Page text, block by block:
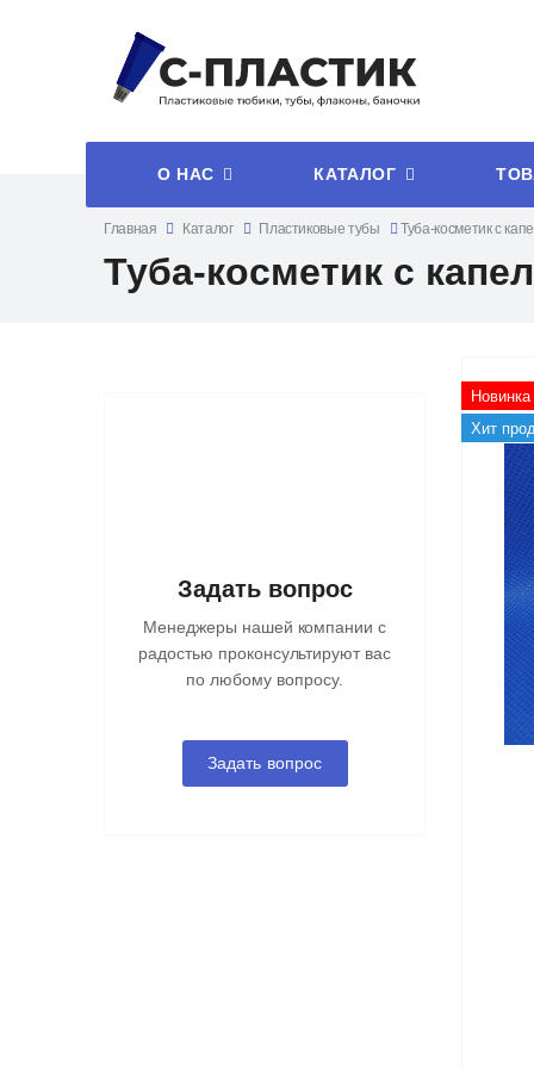
О НАС КАТАЛОГ
Главная Каталог Пластиковые тубы Туба-косметик с
Туба-косметик с
Задать вопрос
Менеджеры нашей компании с
радостью проконсультируют вас
по любому вопросу.
Задать вопрос
Новинка
Хит